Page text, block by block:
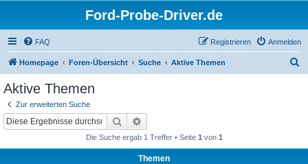
Ford-Probe-Driver.de
FAQ Anmelden
Registrieren
Homepage Foren-Übersicht Suche Aktive Themen
Aktive Themen
Zur erweiterten Suche
Suche
Die Suche ergab 1 Treffer • Seite 1 von 1
Themen